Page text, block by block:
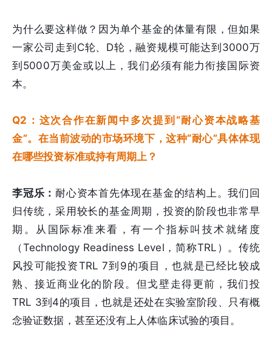
为什么要这样做？因为单个基金的体量有限，但如果
一家公司走到C轮、D轮，融资规模可能达到3000万
到5000万美金或以上，我们必须有能力衔接国际资
本。
Q2：这次合作在新闻中多次提到“耐心资本战略基
金”。在当前波动的市场环境下，这种“耐心”具体体现
在哪些投资标准或持有周期上？
李冠乐： 耐心资本首先体现在基金的结构上。我们回
归传统，采用较长的基金周期，投资的阶段也非常早
期。从国际标准来看，有一个指标叫技术就绪度
（Technology Readiness Level，简称TRL）。传统
风投可能投资TRL 7到9的项目，也就是已经比较成
熟、接近商业化的阶段。但戈壁走得更前，我们投
TRL 3到4的项目，也就是还处在实验室阶段、只有概
念验证数据，甚至还没有上人体临床试验的项目。